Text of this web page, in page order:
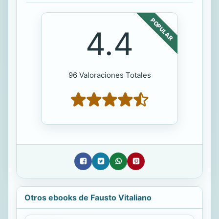
POPULAR
4.4
96 Valoraciones Totales
Otros ebooks de Fausto Vitaliano